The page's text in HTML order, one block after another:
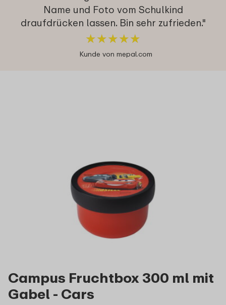
Name und Foto vom Schulkind
draufdrücken lassen. Bin sehr zufrieden."
★★★★★
★★★★★
Kunde von mepal.com
Campus Fruchtbox 300 ml mit
Gabel - Cars